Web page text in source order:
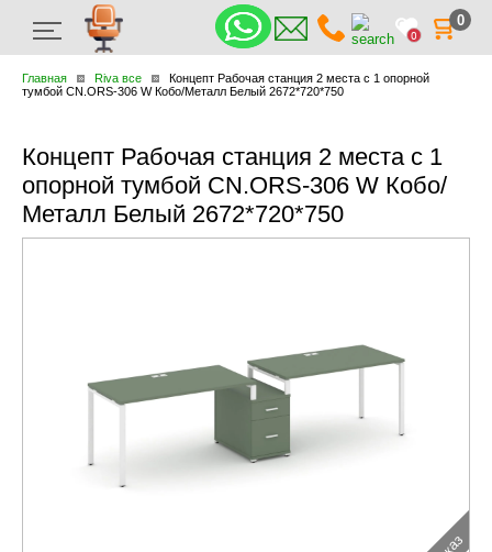
0
0
Главная Riva все
Концепт Рабочая станция 2 места с 1 опорной
тумбой CN.ORS-306 W Кобо/Металл Белый 2672*720*750
Концепт Рабочая станция 2 места с 1
опорной тумбой CN.ORS-306 W Кобо/
Металл Белый 2672*720*750